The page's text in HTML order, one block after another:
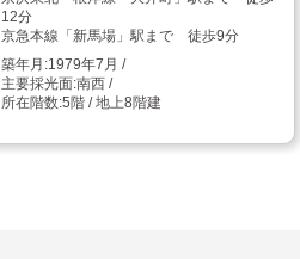
12分
京急本線「新馬場」駅まで 徒歩9分
1979年7月
南西
5階 / 地上8階建